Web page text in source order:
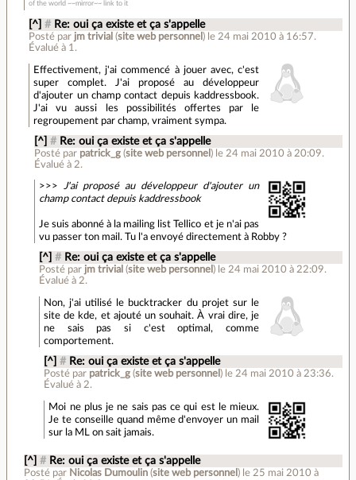
of the world ~~mirror~~ link to it
[^] # Re: oui ça existe et ça s'appelle
Posté par jm trivial (site web personnel ) le 24 mai 2010 à 16:57.
Évalué à 1 .
Effectivement, j'ai commencé à jouer avec, c'est
super complet. J'ai proposé au développeur
d'ajouter un champ contact depuis kaddressbook.
J'ai vu aussi les possibilités offertes par le
regroupement par champ, vraiment sympa.
[^] # Re: oui ça existe et ça s'appelle
Posté par patrick_g(site web personnel ) le 24 mai 2010 à 20:09.
Évalué à 2.
>>> J'ai proposé au développeur d'ajouter un
champ contact depuis kaddressbook
Je suis abonné à la mailing list Tellico et je n'ai pas
vu passer ton mail. Tu l'a envoyé directement à Robby ?
[^] # Re: oui ça existe et ça s'appelle
Posté par jm trivial (site web personnel ) le 24 mai 2010 à 22:09.
Évalué à 2.
Non, j'ai utilisé le bucktracker du projet sur le
site de kde, et ajouté un souhait. À vrai dire, je
ne sais pas si c'est optimal, comme
comportement.
[^] # Re: oui ça existe et ça s'appelle
Posté par patrick_g (site web personnel ) le 24 mai 2010 à 23:36.
Évalué à 2.
Moi ne plus je ne sais pas ce qui est le mieux.
Je te conseille quand même d'envoyer un mail
sur la ML on sait jamais.
[^] # Re: oui ça existe et ça s'appelle
Posté par Nicolas Dumoulin(site web personnel ) le 25 mai 2010 à